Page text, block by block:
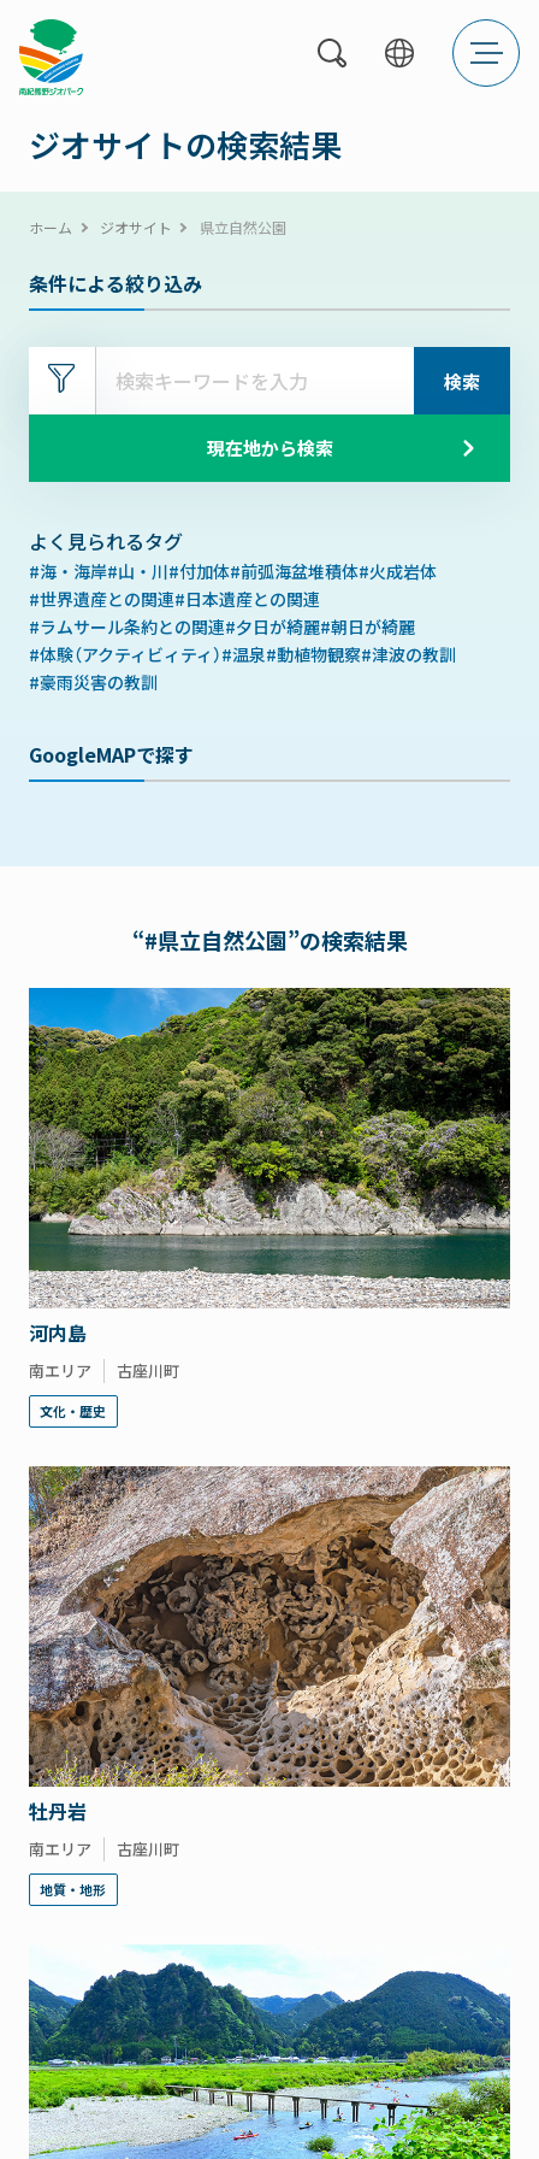
メ
ニ
ュ
ジオサイトの検索結果
ホーム ジオサイト 県立自然公園
条件による絞り込み
ュ
検索
現在地から検索
よく見られるタグ
海・海岸 山・川 付加体 前弧海盆堆積体 火成岩体
世界遺産との関連 日本遺産との関連
ラムサール条約との関連 夕日が綺麗 朝日が綺麗
体験（アクティビィティ） 温泉 動植物観察 津波の教訓
豪雨災害の教訓
GoogleMAPで探す
“#県立自然公園”の検索結果
河内島
南エリア 古座川町
文化・歴史
牡丹岩
南エリア 古座川町
地質・地形